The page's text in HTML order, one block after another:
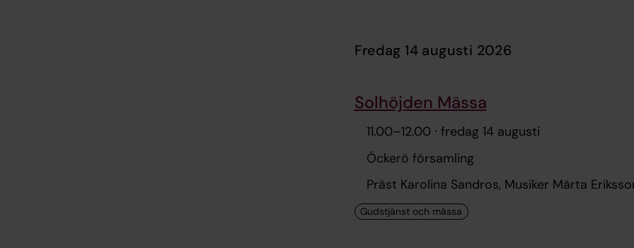
fredag 14 augusti 2026
Solhöjden Mässa
11.00–12.00 · fredag 14 augusti
Öckerö församling
Präst Karolina Sandros, Musiker Märta